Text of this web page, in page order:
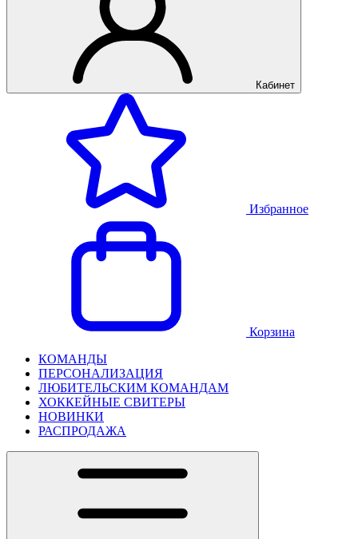
Кабинет
Избранное
Корзина
КОМАНДЫ
ПЕРСОНАЛИЗАЦИЯ
ЛЮБИТЕЛЬСКИМ КОМАНДАМ
ХОККЕЙНЫЕ СВИТЕРЫ
НОВИНКИ
РАСПРОДАЖА